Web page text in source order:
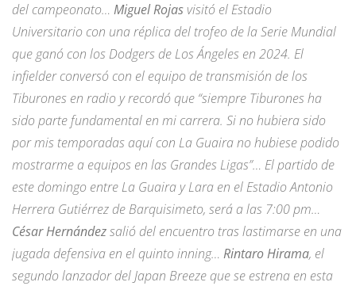
del campeonato… Miguel Rojas visitó el Estadio
Universitario con una réplica del trofeo de la Serie Mundial
que ganó con los Dodgers de Los Ángeles en 2024. El
infielder conversó con el equipo de transmisión de los
Tiburones en radio y recordó que “siempre Tiburones ha
sido parte fundamental en mi carrera. Si no hubiera sido
por mis temporadas aquí con La Guaira no hubiese podido
mostrarme a equipos en las Grandes Ligas”… El partido de
este domingo entre La Guaira y Lara en el Estadio Antonio
Herrera Gutiérrez de Barquisimeto, será a las 7:00 pm…
César Hernándezsalió del encuentro tras lastimarse en una
jugada defensiva en el quinto inning… Rintaro Hirama, el
segundo lanzador del Japan Breeze que se estrena en esta